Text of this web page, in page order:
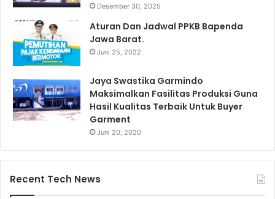
Desember 30, 2025
Aturan Dan Jadwal PPKB Bapenda
Jawa Barat.
Juni 25, 2022
Jaya Swastika Garmindo
Maksimalkan Fasilitas Produksi Guna
Hasil Kualitas Terbaik Untuk Buyer
Garment
Juni 20, 2020
Recent Tech News